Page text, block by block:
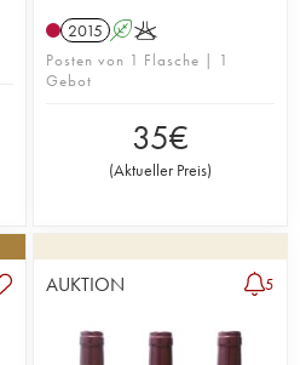
2015 AK
Posten von 1 Flasche | 1
Gebot
35€
(Aktueller Preis)
AUKTION 5